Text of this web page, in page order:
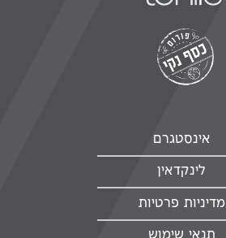
אינסטגרם
לינקדאין
מדיניות פרטיות